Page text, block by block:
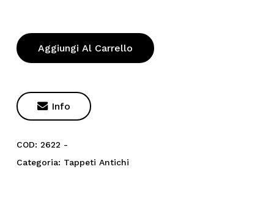
Aggiungi Al Carrello
Info
COD: 2622 -
Categoria: Tappeti Antichi